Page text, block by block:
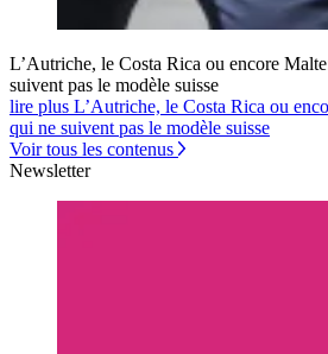
L’Autriche, le Costa Rica ou encore
suivent pas le modèle suisse
lire plus L’Autriche, le Costa Rica ou
qui ne suivent pas le modèle suisse
Voir tous les contenus
Newsletter